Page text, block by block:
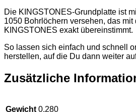
Die KINGSTONES-Grundplatte ist
1050 Bohrlöchern versehen, das
KINGSTONES exakt übereinstimmt.
So lassen sich einfach und schnell
herstellen, auf die Du dann weiter
Zusätzliche
Gewicht 0,280